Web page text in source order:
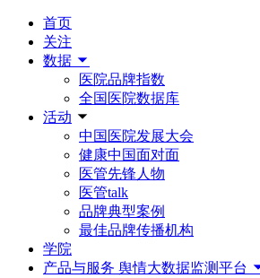
首页
关注
数据
医院品牌指数
全国医院数据库
活动
中国医院发展大会
健康中国面对面
医管先锋人物
医管talk
品牌典型案例
最佳品牌传播机构
学院
产品与服务 舆情大数据监测平台